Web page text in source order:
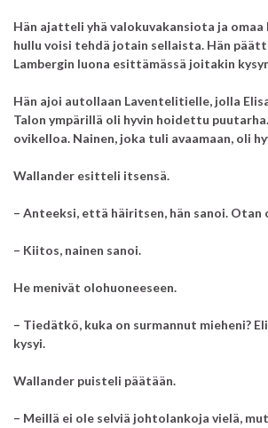
Hän ajatteli yhä valokuvakansiota ja omaa
hullu voisi tehdä jotain sellaista. Hän
Lambergin luona esittämässä joitakin
Hän ajoi autollaan Laventelitielle, jolla
Talon ympärillä oli hyvin hoidettu
ovikelloa. Nainen, joka tuli avaamaan, oli
Wallander esitteli itsensä.
– Anteeksi, että häiritsen, hän sanoi. Otan
– Kiitos, nainen sanoi.
He menivät olohuoneeseen.
– Tiedätkö, kuka on surmannut mieheni?
kysyi.
Wallander puisteli päätään.
– Meillä ei ole selviä johtolankoja vielä,